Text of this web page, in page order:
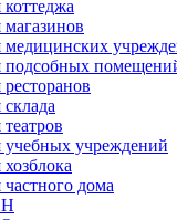
медицинских
подсобных
учебных учреждений
дома